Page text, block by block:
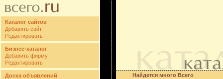
Каталог сайтов
Добавить сайт
Редактировать
Бизнес-каталог
Добавить фирму
Редактировать
Доска объявлений
Найдется много Всего